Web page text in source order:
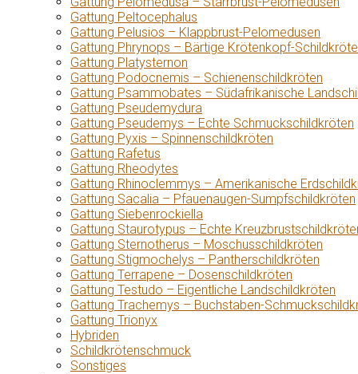
Gattung Peltocephalus
Gattung Pelusios – Klappbrust-Pelomedusen
Gattung Phrynops – Bärtige Krötenkopf-
Gattung Platysternon
Gattung Podocnemis – Schienenschildkröten
Gattung Psammobates – Südafrikanische
Gattung Pseudemydura
Gattung Pseudemys – Echte Schmuckschildkröten
Gattung Pyxis – Spinnenschildkröten
Gattung Rafetus
Gattung Rheodytes
Gattung Rhinoclemmys – Amerikanische
Gattung Sacalia – Pfauenaugen-Sumpfschildkröten
Gattung Siebenrockiella
Gattung Staurotypus – Echte
Gattung Sternotherus – Moschusschildkröten
Gattung Stigmochelys – Pantherschildkröten
Gattung Terrapene – Dosenschildkröten
Gattung Testudo – Eigentliche Landschildkröten
Gattung Trachemys – Buchstaben-
Gattung Trionyx
Hybriden
Schildkrötenschmuck
Sonstiges